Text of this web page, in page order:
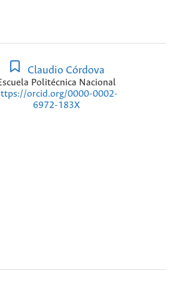
Claudio Córdova
Politécnica Nacional
orcid.org/0000-0002-
6972-183X